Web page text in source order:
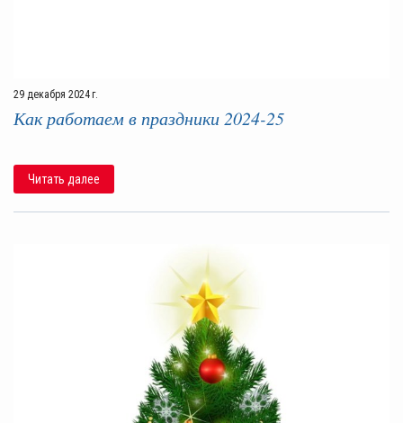
29 декабря 2024 г.
Как работаем в праздники 2024-25
Читать далее